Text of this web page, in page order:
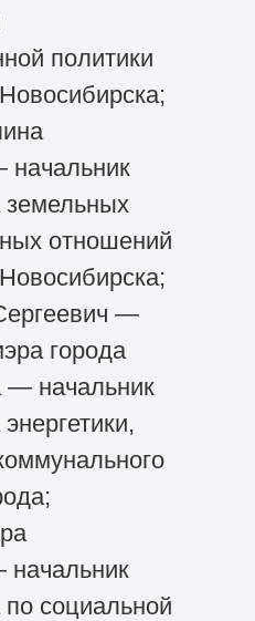
политики
земельных
отношений
—
города
— начальник
социальной